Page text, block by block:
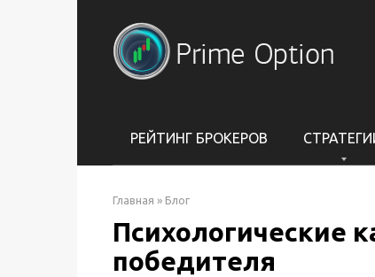
РЕЙТИНГ БРОКЕРОВ
Главная » Блог
Психологические
победителя